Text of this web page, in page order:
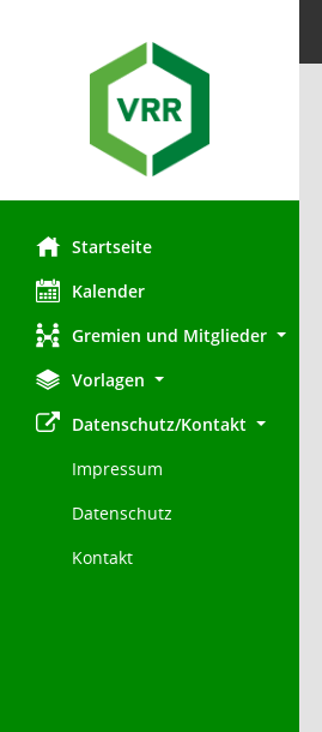
Startseite
Kalender
Gremien und Mitglieder
Vorlagen
Datenschutz/Kontakt
Impressum
Datenschutz
Kontakt